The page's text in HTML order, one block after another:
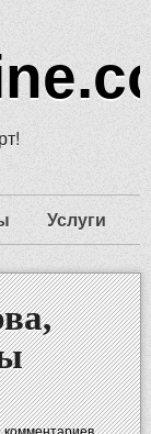
Услуги
комментариев